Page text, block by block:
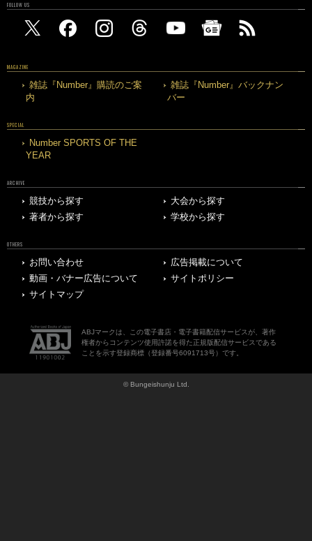
FOLLOW US
MAGAZINE
雑誌『Number』購読のご案
内
雑誌『Number』バックナン
バー
SPECIAL
Number SPORTS OF THE
YEAR
ARCHIVE
競技から探す
大会から探す
著者から探す
学校から探す
OTHERS
お問い合わせ
広告掲載について
動画・バナー広告について
サイトポリシー
サイトマップ
ABJマークは、この電子書店・電子書籍配信サービスが、著作
権者からコンテンツ使用許諾を得た正規版配信サービスである
ことを示す登録商標（登録番号6091713号）です。
© Bungeishunju Ltd.